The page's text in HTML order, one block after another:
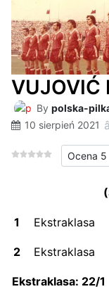
VUJOVIĆ
By polska-
10 sierpień 2021
Proszę,
1 Ekstraklasa
2 Ekstraklasa
Ekstraklasa: 22